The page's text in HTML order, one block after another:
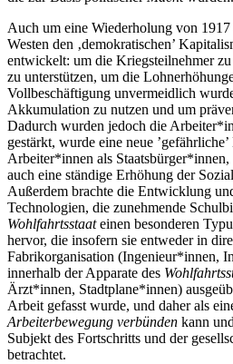
Auch um eine Wiederholung von
Westen den ‚demokratischen’
entwickelt: um die Kriegsteilnehmer zu
zu unterstützen, um die
Vollbeschäftigung unvermeidlich
Akkumulation zu nutzen und um
Dadurch wurden jedoch die
gestärkt, wurde eine neue
Arbeiter*innen als
auch eine ständige Erhöhung der
Außerdem brachte die Entwicklung
Technologien, die zunehmende
Wohlfahrtsstaateinen besonderen
hervor, die insofern sie entweder in
Fabrikorganisation (Ingenieur*innen,
innerhalb der Apparate des
Ärzt*innen, Stadtplane*innen)
Arbeit gefasst wurde, und daher als
Arbeiterbewegung verbünden kann
Subjekt des Fortschritts und der
betrachtet.